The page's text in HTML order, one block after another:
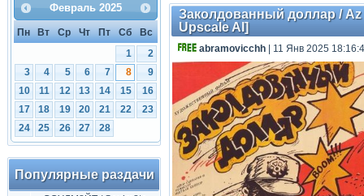
Февраль 2025
Пн Вт Ср Чт Пт Сб
Вс
1
2
3
4 5 6 7 8
9
10
11 12 13 14 15
16
17
18 19 20 21 22
23
24
25 26 27 28
Популярные раздачи
Заколдованный доллар / Az
Upscale AI]
abramovicchh | 11 Янв 2025